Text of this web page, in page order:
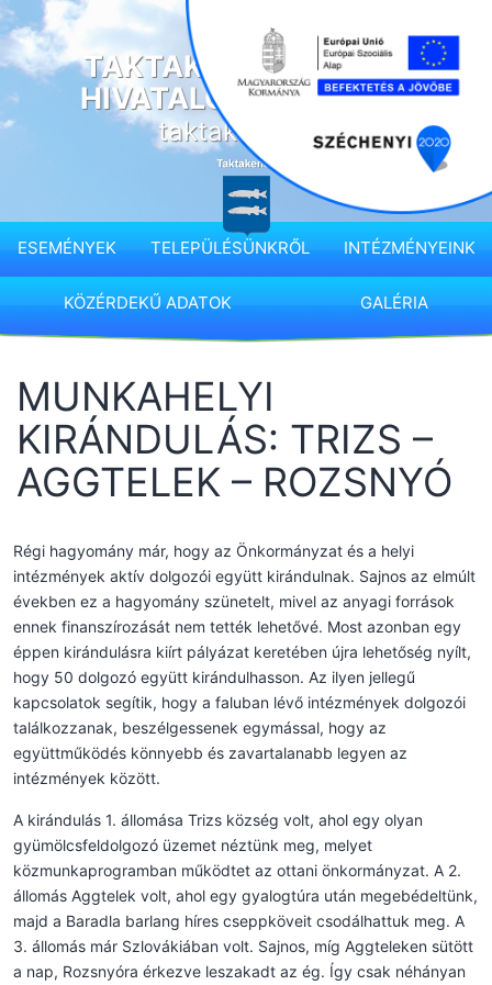
Ugrás
a
tartalomhozTAKTAKENÉZ KÖZSÉG
HIVATALOS HONLAPJA
taktakenez.hu
ESEMÉNYEK TELEPÜLÉSÜNKRŐL INTÉZMÉNYEINK
KÖZÉRDEKŰ ADATOK GALÉRIA
MUNKAHELYI
KIRÁNDULÁS: TRIZS –
AGGTELEK – ROZSNYÓ
Régi hagyomány már, hogy az Önkormányzat és a helyi
intézmények aktív dolgozói együtt kirándulnak. Sajnos az elmúlt
években ez a hagyomány szünetelt, mivel az anyagi források
ennek finanszírozását nem tették lehetővé. Most azonban egy
éppen kirándulásra kiírt pályázat keretében újra lehetőség nyílt,
hogy 50 dolgozó együtt kirándulhasson. Az ilyen jellegű
kapcsolatok segítik, hogy a faluban lévő intézmények dolgozói
találkozzanak, beszélgessenek egymással, hogy az
együttműködés könnyebb és zavartalanabb legyen az
intézmények között.
A kirándulás 1. állomása Trizs község volt, ahol egy olyan
gyümölcsfeldolgozó üzemet néztünk meg, melyet
közmunkaprogramban működtet az ottani önkormányzat. A 2.
állomás Aggtelek volt, ahol egy gyalogtúra után megebédeltünk,
majd a Baradla barlang híres cseppköveit csodálhattuk meg. A
3. állomás már Szlovákiában volt. Sajnos, míg Aggteleken sütött
a nap, Rozsnyóra érkezve leszakadt az ég. Így csak néhányan